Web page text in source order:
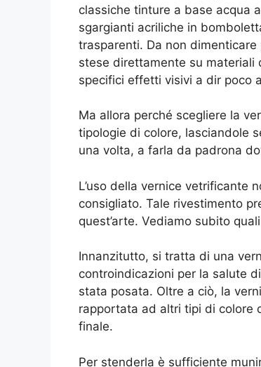
classiche tinture a base acqua
sgargianti acriliche in
trasparenti. Da non
stese direttamente su
specifici effetti visivi a dir poco
Ma allora perché scegliere la
tipologie di colore, lasciandole
una volta, a farla da padrona
L’uso della vernice vetrificante
consigliato. Tale rivestimento
quest’arte. Vediamo subito
Innanzitutto, si tratta di una
controindicazioni per la salute
stata posata. Oltre a ciò, la
rapportata ad altri tipi di colore
finale.
Per stenderla è sufficiente